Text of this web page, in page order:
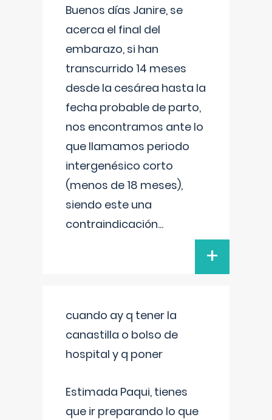
Buenos días Janire, se
acerca el final del
embarazo, si han
transcurrido 14 meses
desde la cesárea hasta la
fecha probable de parto,
nos encontramos ante lo
que llamamos periodo
intergenésico corto
(menos de 18 meses),
siendo este una
contraindicación...
+
cuando ay q tener la
canastilla o bolso de
hospital y q poner
Estimada Paqui, tienes
que ir preparando lo que